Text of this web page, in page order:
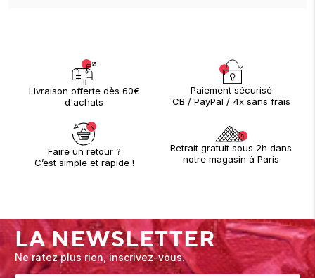
Livraison offerte dès 60€
d'achats
Paiement sécurisé
CB / PayPal / 4x sans frais
Faire un retour ?
C’est simple et rapide !
Retrait gratuit sous 2h dans
notre magasin à Paris
LA NEWSLETTER
Ne ratez plus rien, inscrivez-vous.